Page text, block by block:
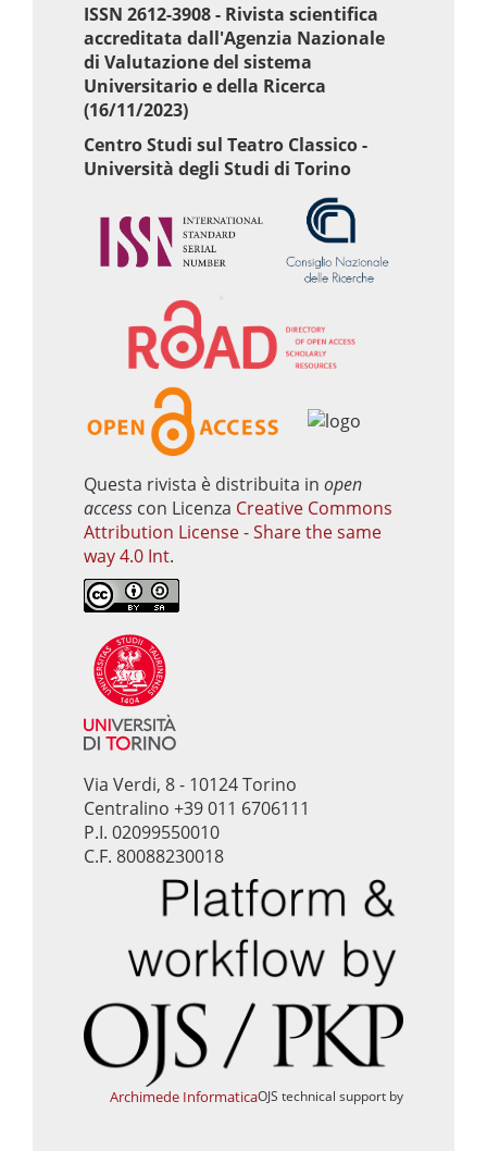
ISSN 2612-3908 - Rivista scientifica
accreditata dall'Agenzia Nazionale
di Valutazione del sistema
Universitario e della Ricerca
(16/11/2023)
Centro Studi sul Teatro Classico -
Università degli Studi di Torino
Questa rivista è distribuita in open
access con Licenza Creative Commons
Attribution License - Share the same
way 4.0 Int.
Via Verdi, 8 - 10124 Torino
Centralino +39 011 6706111
P.I. 02099550010
C.F. 80088230018
OJS technical support by
Archimede Informatica